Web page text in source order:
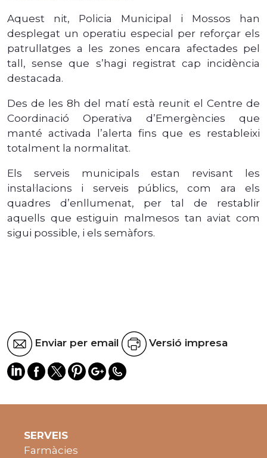
Aquest nit, Policia Municipal i Mossos han
desplegat un operatiu especial per reforçar els
patrullatges a les zones encara afectades pel
tall, sense que s’hagi registrat cap incidència
destacada.
Des de les 8h del matí està reunit el Centre de
Coordinació Operativa d’Emergències que
manté activada l’alerta fins que es restableixi
totalment la normalitat.
Els serveis municipals estan revisant les
instal·lacions i serveis públics, com ara els
quadres d’enllumenat, per tal de restablir
aquells que estiguin malmesos tan aviat com
sigui possible, i els semàfors.
Enviar per email Versió impresa
SERVEIS
Farmàcies